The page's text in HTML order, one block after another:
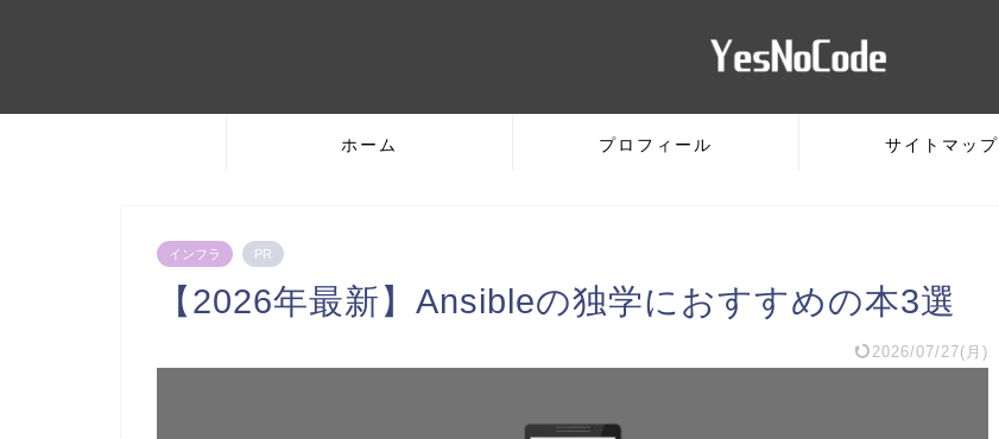
ホーム プロフィール サイトマップ
インフラ PR
【2026年最新】Ansibleの独学におすすめの本3選
2026/07/27(月)